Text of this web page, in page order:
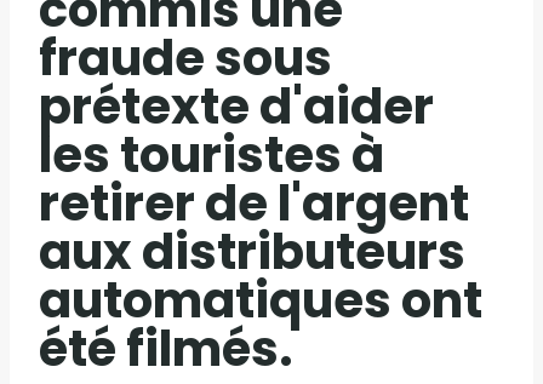
fraude sous
prétexte d'aider
les touristes à
retirer de l'argent
aux distributeurs
automatiques ont
été filmés.